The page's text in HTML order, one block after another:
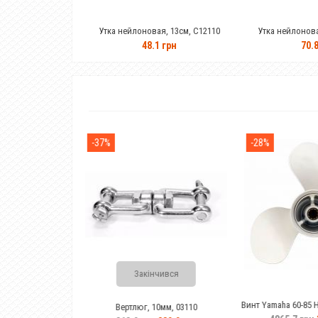
Утка нейлоновая, 13см, C12110
48.1 грн
Утка
Вертлюг, 10мм, 03110
Винт Yamaha 60-85 HP (13-1/2x15-